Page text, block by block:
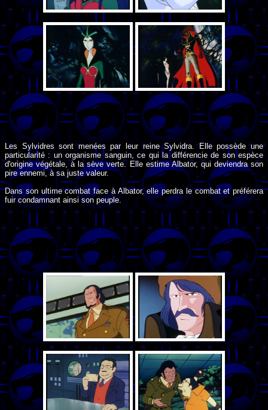
Les Sylvidres sont menées par leur reine Sylvidra. Elle possède une
particularité : un organisme sanguin, ce qui la différencie de son espèce
d'origine végétale, à la sève verte. Elle estime Albator, qui deviendra son
pire ennemi, à sa juste valeur.
Dans son ultime combat face à Albator, elle perdra le combat et préférera
fuir condamnant ainsi son peuple.